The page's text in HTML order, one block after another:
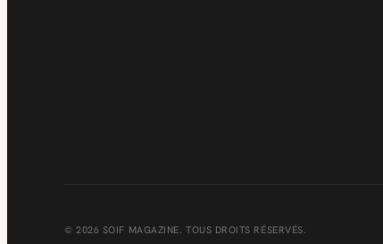
© 2026 SOIF MAGAZINE. TOUS DROITS RÉSERVÉS.